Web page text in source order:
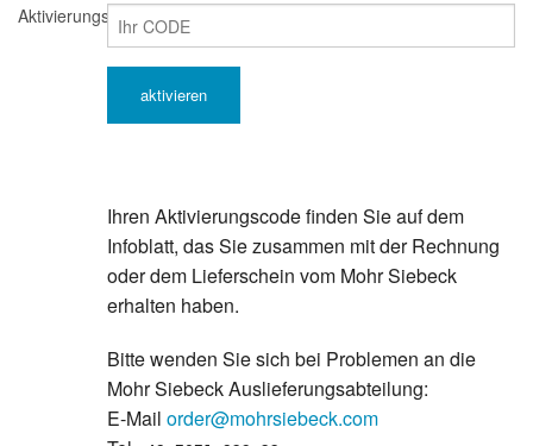
Aktivierungscode
Ihren Aktivierungscode finden Sie auf dem
Infoblatt, das Sie zusammen mit der Rechnung
oder dem Lieferschein vom Mohr Siebeck
erhalten haben.
Bitte wenden Sie sich bei Problemen an die
Mohr Siebeck Auslieferungsabteilung:
E-Mail order@mohrsiebeck.com